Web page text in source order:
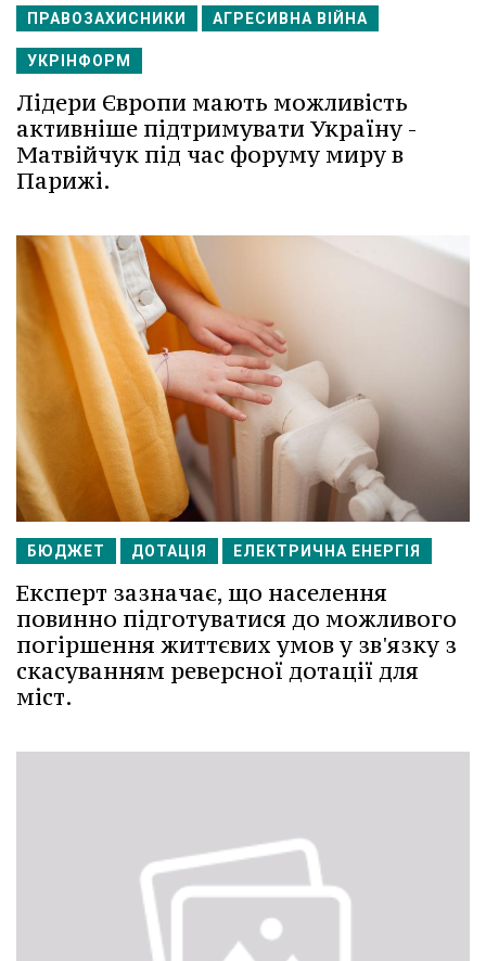
ПРАВОЗАХИСНИКИ АГРЕСИВНА ВІЙНА
УКРІНФОРМ
Лідери Європи мають можливість
активніше підтримувати Україну -
Матвійчук під час форуму миру в
Парижі.
БЮДЖЕТ ДОТАЦІЯ ЕЛЕКТРИЧНА ЕНЕРГІЯ
Експерт зазначає, що населення
повинно підготуватися до можливого
погіршення життєвих умов у зв'язку з
скасуванням реверсної дотації для
міст.